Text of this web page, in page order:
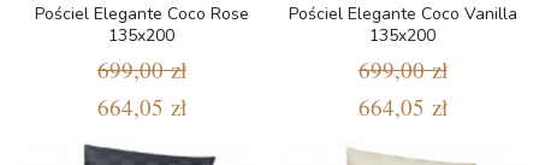
Pościel Elegante Coco Rose
135x200
699,00 zł
664,05 zł
Pościel Elegante Coco Vanilla
135x200
699,00 zł
664,05 zł